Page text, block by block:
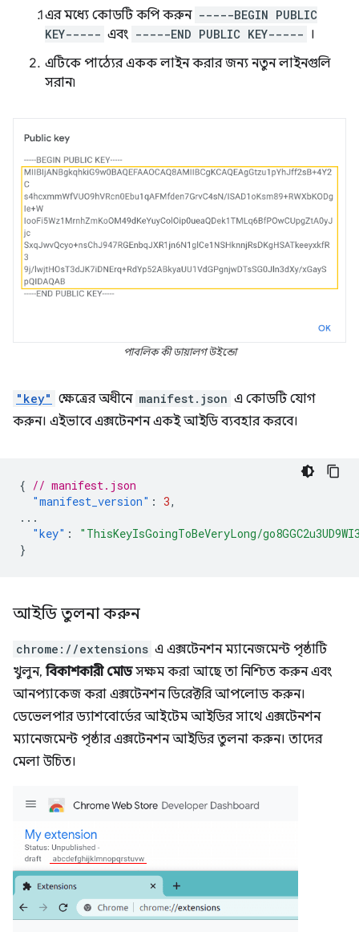
এর মধ্যে কোডটি কপি করুন -----BEGIN PUBLIC
KEY----- এবং -----END PUBLIC KEY----- ।
এটিকে পাঠ্যের একক লাইন করার জন্য নতুন লাইনগুলি
সরান৷
পাবলিক কী ডায়ালগ উইন্ডো
"key" ক্ষেত্রের অধীনে manifest.json এ কোডটি যোগ
করুন। এইভাবে এক্সটেনশন একই আইডি ব্যবহার করবে।
{ // manifest.json
"manifest_version" : 3,
...
"key" :
"ThisKeyIsGoingToBeVeryLong/
}
আইডি তুলনা করুন
chrome://extensions এ এক্সটেনশন ম্যানেজমেন্ট পৃষ্ঠাটি
খুলুন,বিকাশকারী মোডসক্ষম করা আছে তা নিশ্চিত করুন এবং
আনপ্যাকেজ করা এক্সটেনশন ডিরেক্টরি আপলোড করুন।
ডেভেলপার ড্যাশবোর্ডের আইটেম আইডির সাথে এক্সটেনশন
ম্যানেজমেন্ট পৃষ্ঠার এক্সটেনশন আইডির তুলনা করুন। তাদের
মেলা উচিত।